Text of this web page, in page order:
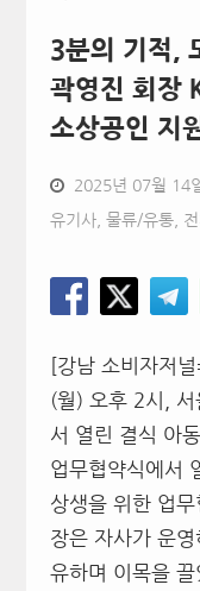
3분의 기적,
곽영진 회장
소상공인 지
2025년 07월 14
유기사, 물류/유통,
[강남 소비자저
(월) 오후 2시, 서
서 열린 결식 아
업무협약식에서
상생을 위한 업
장은 자사가 운
유하며 이목을 끌